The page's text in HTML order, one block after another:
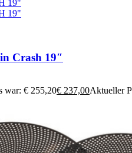
Crash 19″
war: € 255,20€ 237,00Aktueller